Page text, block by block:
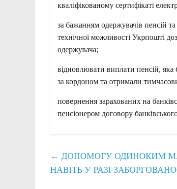
кваліфікованому сертифікаті
за бажанням одержувачів пенсій
технічної можливості Укрпошті
одержувача;
відновлювати виплати пенсій,
за кордоном та отримали
повернення зарахованих на
пенсіонером договору
← ДОПОМОГУ ОДИНОКИМ
НАВІТЬ У РАЗІ